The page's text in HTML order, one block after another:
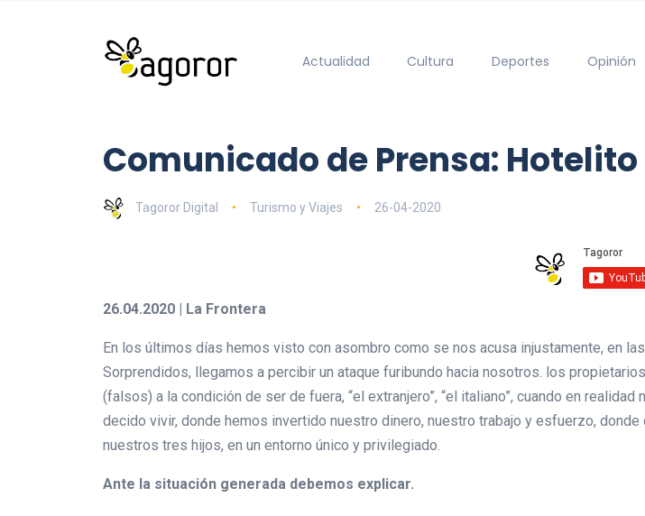
Actualidad Cultura Deportes Opinión
Comunicado de Prensa:
Tagoror Digital Turismo y Viajes 26-04-2020
26.04.2020 | La Frontera
En los últimos días hemos visto con asombro como se nos acusa injustamente, en
Sorprendidos, llegamos a percibir un ataque furibundo hacia nosotros. los
(falsos) a la condición de ser de fuera, “el extranjero”, “el italiano”, cuando en
decido vivir, donde hemos invertido nuestro dinero, nuestro trabajo y esfuerzo,
nuestros tres hijos, en un entorno único y privilegiado.
Ante la situación generada debemos explicar.